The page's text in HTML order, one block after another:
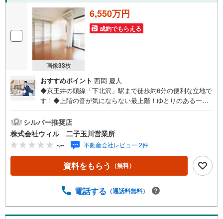
画像33枚
6,550万円
成約でもらえる
おすすめポイント 西岡 慶人
◆京王井の頭線「下北沢」駅まで徒歩約6分の便利な立地で
す！◆上階の音が気にならない最上階！ゆとりのある一人
通風良好のお住まいです！◆LDKは約17帖とゆとりのある
広さ！家具を置いてもゆったりと寛げます！◆リビング含
む全居室収納付き！お荷物の多い方にもおすすめです！◆
内装リフォーム実施済み！気持ち良く新生活を始められま
す！◆大切なご家族の一員である、ペットと一緒に暮らせ
るマンションです！（細則有）◆「成城石井（下北沢西口
10:00～19:00】上記時間はお電話が繋がりやすくなってお
合は「室内・現地を見学する（無料）」ボタンよりご希望
シルバー推奨店
株式会社ウィル 二子玉川営業所
-.-- 不動産会社レビュー 2件
資料をもらう （無料）
電話する （通話料無料）